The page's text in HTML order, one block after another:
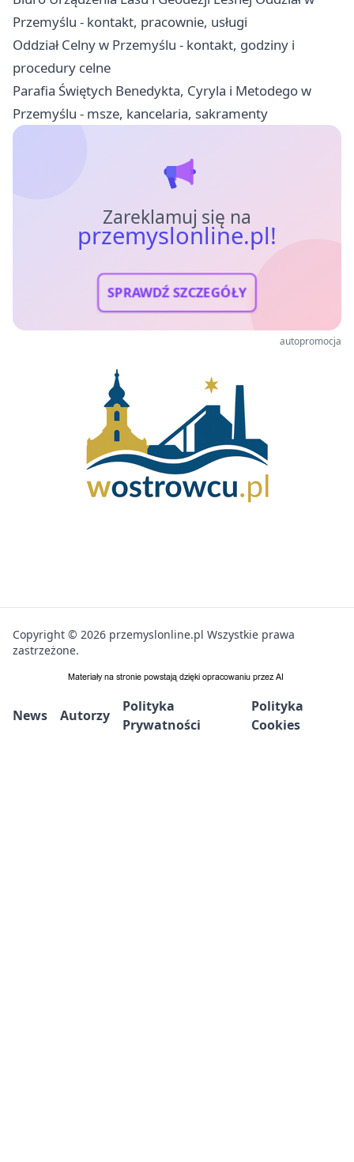
Przemyślu - kontakt, pracownie, usługi
Oddział Celny w Przemyślu - kontakt, godziny i
procedury celne
Parafia Świętych Benedykta, Cyryla i Metodego w
Przemyślu - msze, kancelaria, sakramenty
Zareklamuj się na
przemyslonline.pl!
SPRAWDŹ SZCZEGÓŁY
autopromocja
Copyright © 2026 przemyslonline.pl Wszystkie prawa
zastrzeżone.
News Autorzy
Polityka
Prywatności
Polityka
Cookies